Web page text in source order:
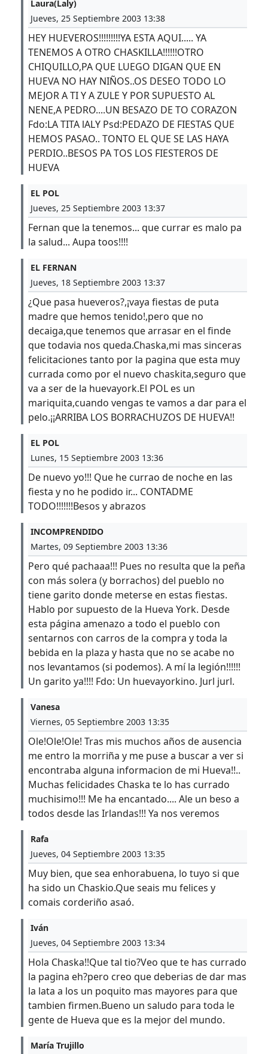
Laura(Laly)
Jueves, 25 Septiembre 2003 13:38
HEY HUEVEROS!!!!!!!!!YA ESTA AQUI..... YA
TENEMOS A OTRO CHASKILLA!!!!!!OTRO
CHIQUILLO,PA QUE LUEGO DIGAN QUE EN
HUEVA NO HAY NIÑOS..OS DESEO TODO LO
MEJOR A TI Y A ZULE Y POR SUPUESTO AL
NENE,A PEDRO....UN BESAZO DE TO CORAZON
Fdo:LA TITA lALY Psd:PEDAZO DE FIESTAS QUE
HEMOS PASAO.. TONTO EL QUE SE LAS HAYA
PERDIO..BESOS PA TOS LOS FIESTEROS DE
HUEVA
EL POL
Jueves, 25 Septiembre 2003 13:37
Fernan que la tenemos... que currar es malo pa
la salud... Aupa toos!!!!
EL FERNAN
Jueves, 18 Septiembre 2003 13:37
¿Que pasa hueveros?,¡vaya fiestas de puta
madre que hemos tenido!,pero que no
decaiga,que tenemos que arrasar en el finde
que todavia nos queda.Chaska,mi mas sinceras
felicitaciones tanto por la pagina que esta muy
currada como por el nuevo chaskita,seguro que
va a ser de la huevayork.El POL es un
mariquita,cuando vengas te vamos a dar para el
pelo.¡¡ARRIBA LOS BORRACHUZOS DE HUEVA!!
EL POL
Lunes, 15 Septiembre 2003 13:36
De nuevo yo!!! Que he currao de noche en las
fiesta y no he podido ir... CONTADME
TODO!!!!!!!Besos y abrazos
INCOMPRENDIDO
Martes, 09 Septiembre 2003 13:36
Pero qué pachaaa!!! Pues no resulta que la peña
con más solera (y borrachos) del pueblo no
tiene garito donde meterse en estas fiestas.
Hablo por supuesto de la Hueva York. Desde
esta página amenazo a todo el pueblo con
sentarnos con carros de la compra y toda la
bebida en la plaza y hasta que no se acabe no
nos levantamos (si podemos). A mí la legión!!!!!!
Un garito ya!!!! Fdo: Un huevayorkino. Jurl jurl.
Vanesa
Viernes, 05 Septiembre 2003 13:35
Ole!Ole!Ole! Tras mis muchos años de ausencia
me entro la morriña y me puse a buscar a ver si
encontraba alguna informacion de mi Hueva!!..
Muchas felicidades Chaska te lo has currado
muchisimo!!! Me ha encantado.... Ale un beso a
todos desde las Irlandas!!! Ya nos veremos
Rafa
Jueves, 04 Septiembre 2003 13:35
Muy bien, que sea enhorabuena, lo tuyo si que
ha sido un Chaskio.Que seais mu felices y
comais corderiño asaó.
Iván
Jueves, 04 Septiembre 2003 13:34
Hola Chaska!!Que tal tio?Veo que te has currado
la pagina eh?pero creo que deberias de dar mas
la lata a los un poquito mas mayores para que
tambien firmen.Bueno un saludo para toda le
gente de Hueva que es la mejor del mundo.
María Trujillo